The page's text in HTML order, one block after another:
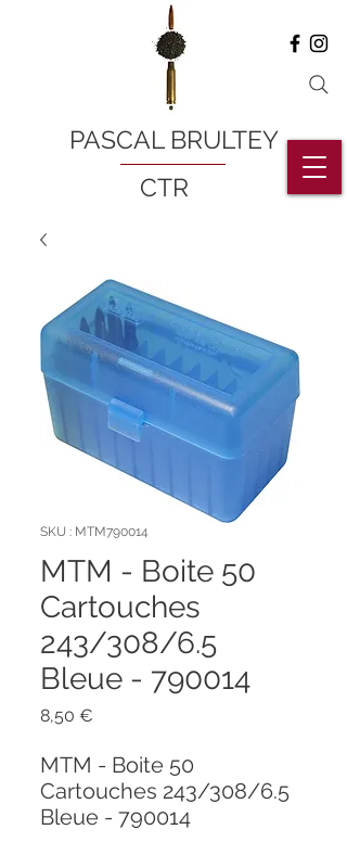
PASCAL BRULTEY
CTR
SKU : MTM790014
MTM - Boite 50
Cartouches
243/308/6.5
Bleue - 790014
8,50 €
MTM - Boite 50
Cartouches 243/308/6.5
Bleue - 790014